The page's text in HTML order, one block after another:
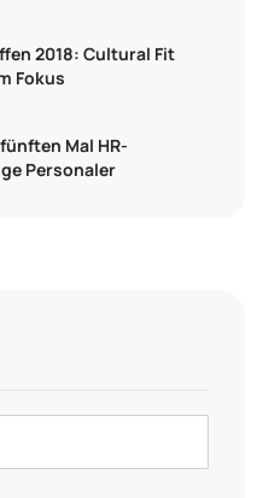
2018: Cultural Fit
Fokus
Mal HR-
Personaler